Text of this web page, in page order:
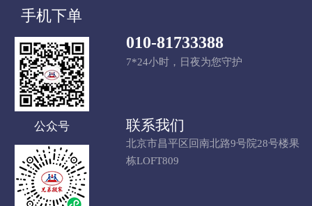
010-81733388
7*24小时，日夜为您守护
联系我们
北京市昌平区回南北路9号院28号楼果
栋LOFT809
手机下单
公众号